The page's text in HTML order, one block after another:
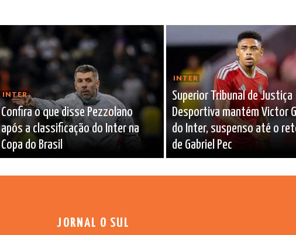
INTER
Confira o que disse Pezzolano
após a classificação do Inter na
Copa do Brasil
INTER
Superior Tribunal de Justiça
Desportiva mantém Victor
do Inter, suspenso até o
de Gabriel Pec
JORNAL O SUL